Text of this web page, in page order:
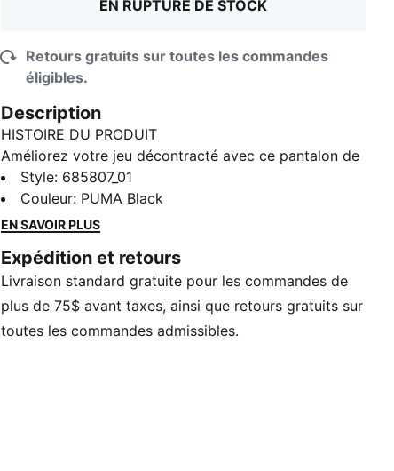
EN RUPTURE DE STOCK
Retours gratuits sur toutes les commandes
éligibles.
Description
HISTOIRE DU PRODUIT
Améliorez votre jeu décontracté avec ce pantalon de
sport PUMA. Doté d’une broderie graphique élégante,
d’une taille côtelée avec cordons de serrage internes
pour permettre un ajustement parfait et de poignets
facilité ultime dans une seule pièce.
CARACTÉRISTIQUES ET AVANTAGES
Contenu recyclé : fabriqué avec au moins 20 % de
coton recyclé, il s’agit d’un pas vers un avenir meilleur
Style: 685807_01
Couleur: PUMA Black
EN SAVOIR PLUS
Expédition et retours
Livraison standard gratuite pour les commandes de
plus de 75$ avant taxes, ainsi que retours gratuits sur
toutes les commandes admissibles.